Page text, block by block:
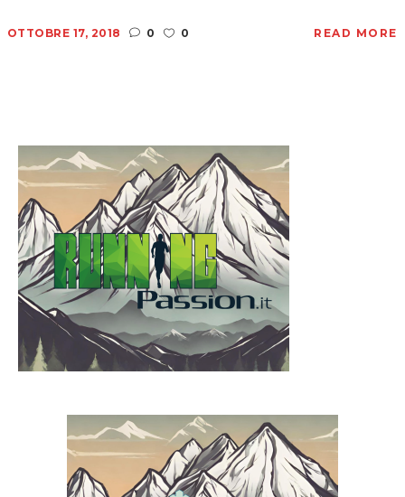
OTTOBRE 17, 2018 0 0 READ MORE